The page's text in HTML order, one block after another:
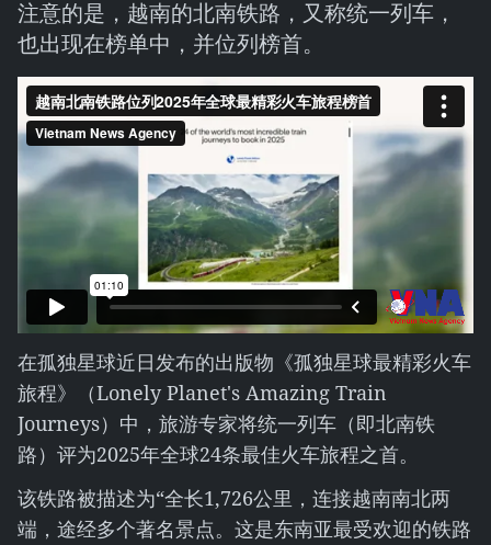
注意的是，越南的北南铁路，又称统一列车，
也出现在榜单中，并位列榜首。
在孤独星球近日发布的出版物《孤独星球最精彩火车
旅程》（Lonely Planet's Amazing Train
Journeys）中，旅游专家将统一列车（即北南铁
路）评为2025年全球24条最佳火车旅程之首。
该铁路被描述为“全长1,726公里，连接越南南北两
端，途经多个著名景点。这是东南亚最受欢迎的铁路